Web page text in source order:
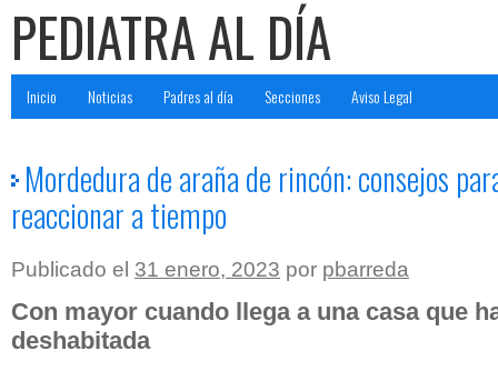
PEDIATRA AL DÍA
Inicio Noticias Padres al día Secciones Aviso Legal
Mordedura de araña de rincón: consejos
reaccionar a tiempo
Publicado el 31 enero, 2023 por pbarreda
Con mayor cuando llega a una casa que
deshabitada